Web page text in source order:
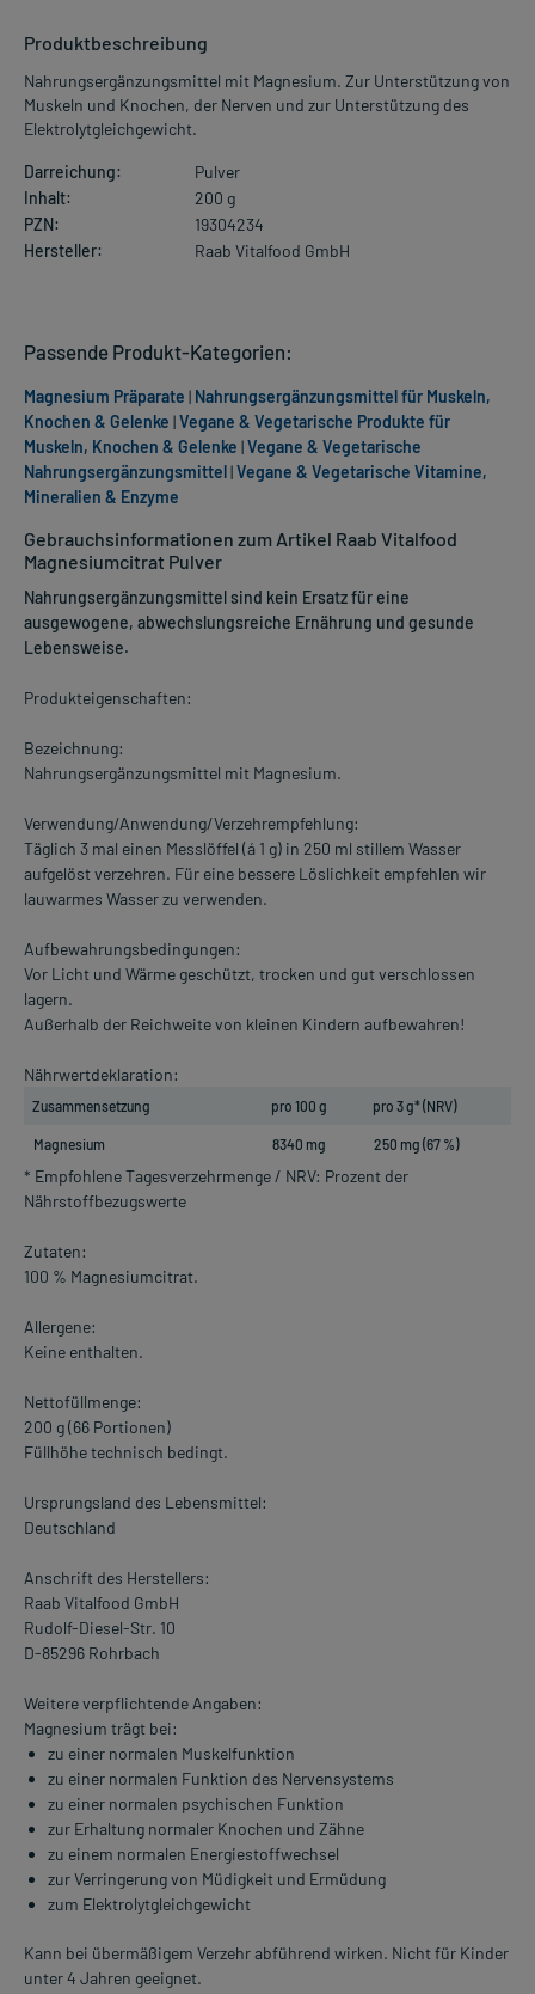
Produktbeschreibung
Nahrungsergänzungsmittel mit Magnesium. Zur Unterstützung von
Muskeln und Knochen, der Nerven und zur Unterstützung des
Elektrolytgleichgewicht.
Darreichung:
Pulver
Inhalt:
200 g
PZN:
19304234
Hersteller:
Raab Vitalfood GmbH
Gebrauchsinformationen zum Artikel Raab Vitalfood
Magnesiumcitrat Pulver
Nahrungsergänzungsmittel sind kein Ersatz für eine
ausgewogene, abwechslungsreiche Ernährung und gesunde
Lebensweise.
Produkteigenschaften:
Bezeichnung:
Nahrungsergänzungsmittel mit Magnesium.
Verwendung/Anwendung/Verzehrempfehlung:
Täglich 3 mal einen Messlöffel (á 1 g) in 250 ml stillem Wasser
aufgelöst verzehren. Für eine bessere Löslichkeit empfehlen wir
lauwarmes Wasser zu verwenden.
Aufbewahrungsbedingungen:
Vor Licht und Wärme geschützt, trocken und gut verschlossen
lagern.
Außerhalb der Reichweite von kleinen Kindern aufbewahren!
Nährwertdeklaration:
Zusammensetzung pro 100 g pro 3 g* (NRV)
Magnesium 8340 mg 250 mg (67 %)
* Empfohlene Tagesverzehrmenge / NRV: Prozent der
Nährstoffbezugswerte
Zutaten:
100 % Magnesiumcitrat.
Allergene:
Keine enthalten.
Nettofüllmenge:
200 g (66 Portionen)
Füllhöhe technisch bedingt.
Ursprungsland des Lebensmittel:
Deutschland
Anschrift des Herstellers:
Raab Vitalfood GmbH
Rudolf-Diesel-Str. 10
D-85296 Rohrbach
Weitere verpflichtende Angaben:
Magnesium trägt bei:
zu einer normalen Muskelfunktion
zu einer normalen Funktion des Nervensystems
zu einer normalen psychischen Funktion
zur Erhaltung normaler Knochen und Zähne
zu einem normalen Energiestoffwechsel
zur Verringerung von Müdigkeit und Ermüdung
zum Elektrolytgleichgewicht
Kann bei übermäßigem Verzehr abführend wirken. Nicht für Kinder
unter 4 Jahren geeignet.
Passende Produkt-Kategorien:
Magnesium Präparate | Nahrungsergänzungsmittel für Muskeln,
Knochen & Gelenke |Vegane & Vegetarische Produkte für
Muskeln, Knochen & Gelenke |Vegane & Vegetarische
Nahrungsergänzungsmittel|Vegane & Vegetarische Vitamine,
Mineralien & Enzyme